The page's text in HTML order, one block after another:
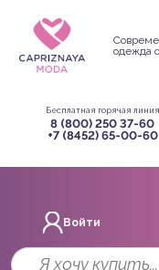
одежда
Бесплатная горячая линия
8 (800) 250 37-60
+7 (8452) 65-00-60
Войти